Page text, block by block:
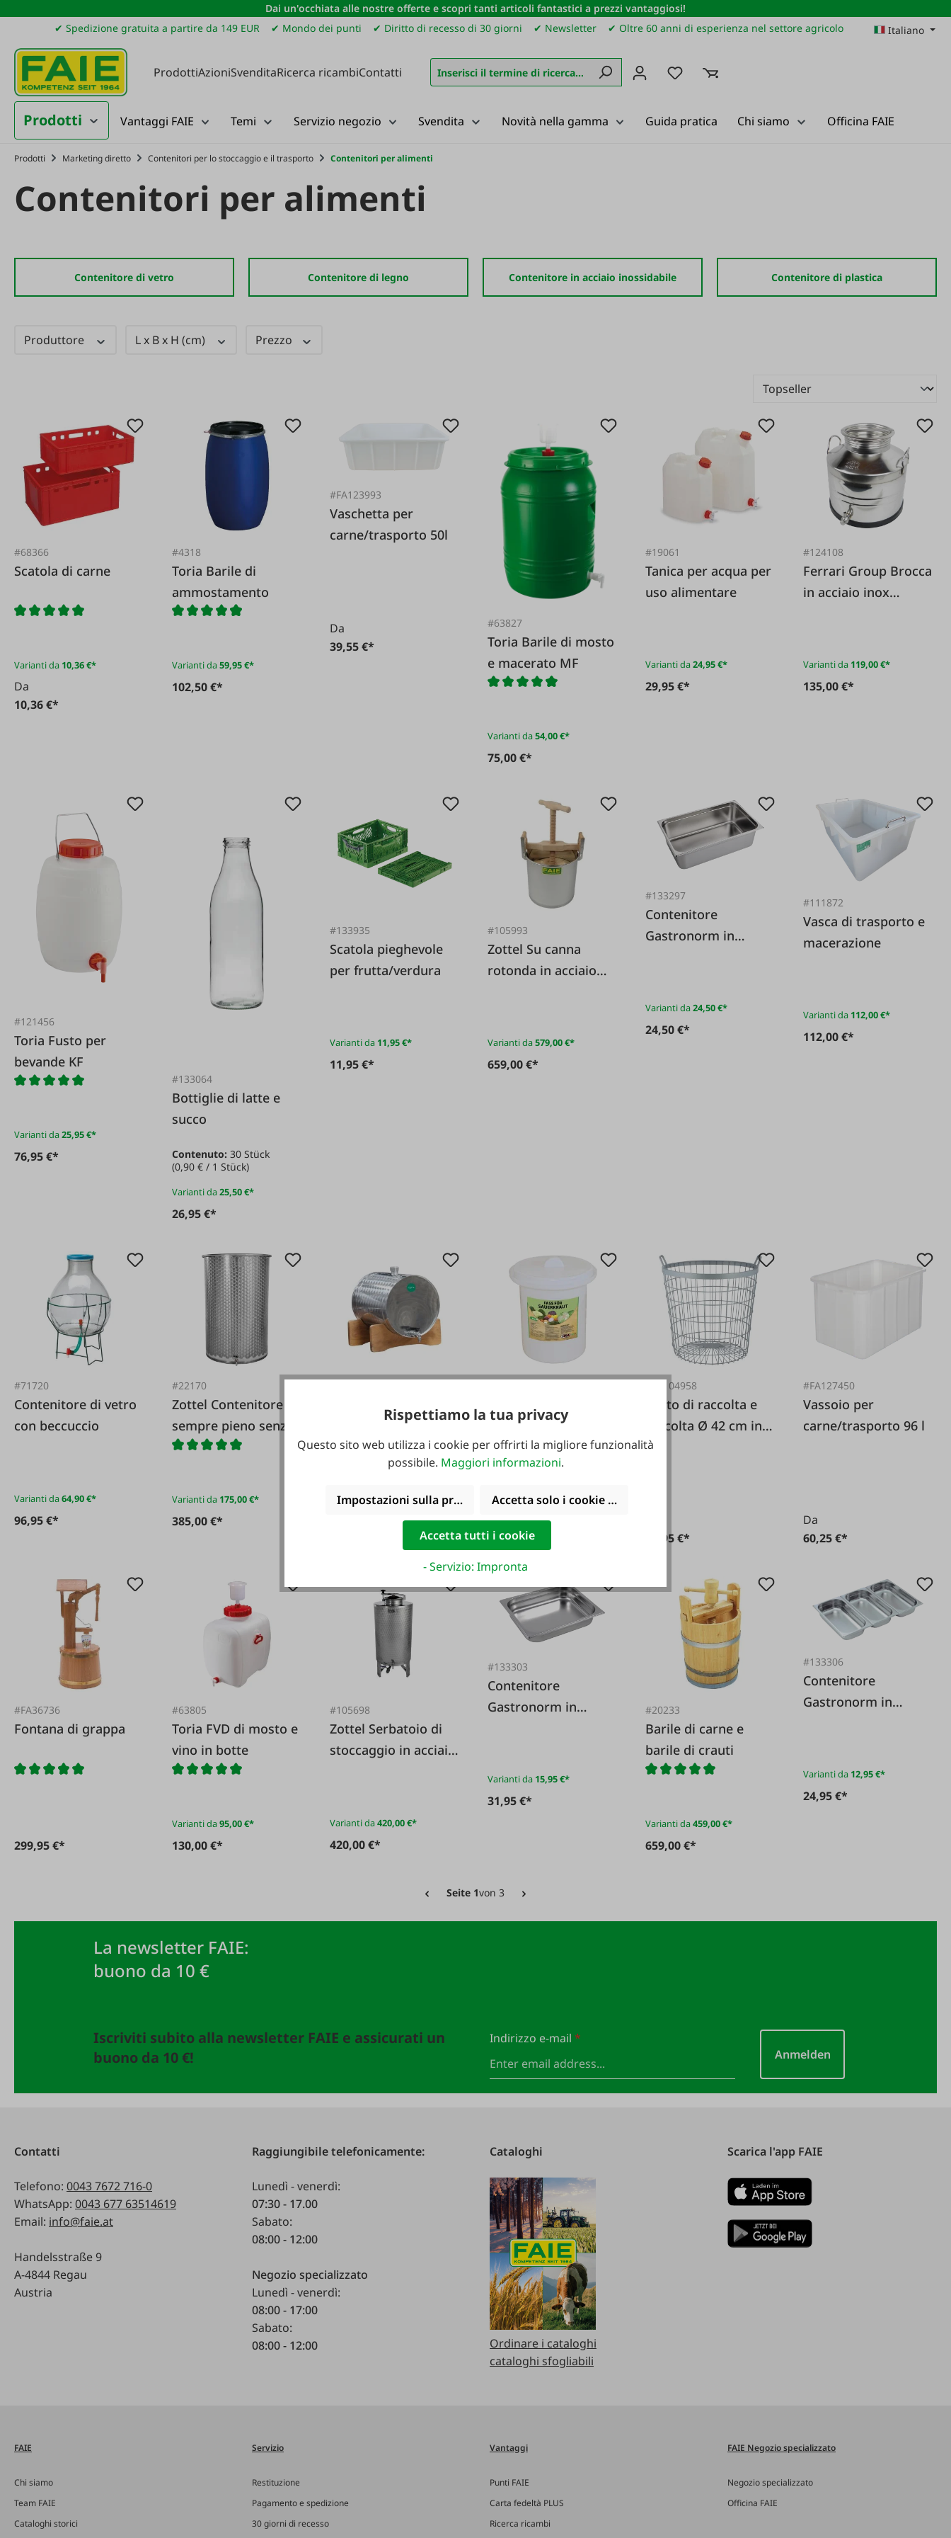
al contenuto principale
Salta alla ricerca
Passa alla navigazione principale
Dai un'occhiata alle nostre offerte e scopri tanti articoli fantastici a prezzi vantaggiosi!
✔ Spedizione gratuita a partire da 149 EUR
✔ Mondo dei punti ✔ Diritto di recesso di 30 giorni ✔ Newsletter ✔ Oltre 60 anni di esperienza nel settore agricolo Italiano
ProdottiAzioniSvenditaRicerca ricambiContatti Hai 0 articoli nella lista dei desideri
Prodotti Vantaggi FAIE Temi Servizio negozio Svendita Novità nella gamma Guida pratica Chi siamo Officina FAIE
Prodotti Marketing diretto Contenitori per lo stoccaggio e il trasporto Contenitori per alimenti
Contenitori per alimenti
Contenitore di vetro Contenitore di legno Contenitore in acciaio inossidabile Contenitore di plastica
Produttore L x B x H (cm) Prezzo
#68366
Scatola di carne
Varianti da 10,36 €*
Da
10,36 €*
#4318
Toria Barile di
ammostamento
Varianti da59,95 €*
102,50 €*
#FA123993
Vaschetta per
carne/trasporto 50l
Da
39,55 €*
#63827
Toria Barile di mosto
e macerato MF
Varianti da54,00 €*
75,00 €*
#19061
Tanica per acqua per
uso alimentare
Varianti da24,95 €*
29,95 €*
#124108
Ferrari Group Brocca
in acciaio inox
Varianti da 119,00 €*
135,00 €*
#121456
Toria Fusto per
bevande KF
Varianti da25,95 €*
76,95 €*
#133064
Bottiglie di latte e
succo
Contenuto:30 Stück
(0,90 € / 1 Stück)
Varianti da25,50 €*
26,95 €*
#133935
Scatola pieghevole
per frutta/verdura
Varianti da 11,95 €*
11,95 €*
#105993
Zottel Su canna
rotonda in acciaio
Varianti da579,00 €*
659,00 €*
#133297
Contenitore
Gastronorm in
Varianti da24,50 €*
24,50 €*
#111872
Vasca di trasporto e
macerazione
Varianti da 112,00 €*
112,00 €*
#71720
Contenitore di vetro
con beccuccio
Varianti da64,90 €*
96,95 €*
#22170
Zottel Contenitore
sempre pieno senza
piedini
Varianti da 175,00 €*
385,00 €*
inossidabile con
rubinetto
Varianti da165,00 €*
roto Krautfass
Varianti da69,95 €*
117,95 €*
#FA104958
Cesto di raccolta e
raccolta Ø 42 cm in
rete metallica
44,95 €*
#FA127450
Vassoio per
carne/trasporto 96 l
Da
60,25 €*
#FA36736
Fontana di grappa
299,95 €*
#63805
Toria FVD di mosto e
vino in botte
Varianti da95,00 €*
130,00 €*
#105698
Zottel Serbatoio di
stoccaggio in acciaio
Varianti da420,00 €*
420,00 €*
#133303
Contenitore
Gastronorm in
Varianti da 15,95 €*
31,95 €*
#20233
Barile di carne e
barile di crauti
Varianti da459,00 €*
659,00 €*
#133306
Contenitore
Gastronorm in
Varianti da 12,95 €*
24,95 €*
Seite 1von 3
La newsletter FAIE:
buono da 10 €
Iscriviti subito alla newsletter FAIE e assicurati un
buono da 10 €!
Indirizzo e-mail *
Anmelden
Contatti
Telefono: 0043 7672 716-0
WhatsApp: 0043 677 63514619
Email: info@faie.at
Handelsstraße 9
A-4844 Regau
Austria
Raggiungibile telefonicamente:
Lunedì - venerdì:
07:30 - 17.00
Sabato:
08:00 - 12:00
Negozio specializzato
Lunedì - venerdì:
08:00 - 17:00
Sabato:
08:00 - 12:00
Cataloghi
Ordinare i cataloghi
cataloghi sfogliabili
Scarica l'app FAIE
FAIE
Chi siamo
Team FAIE
Cataloghi storici
Servizio
Restituzione
Pagamento e spedizione
30 giorni di recesso
Vantaggi
Punti FAIE
Carta fedeltà PLUS
Ricerca ricambi
FAIE Negozio specializzato
Negozio specializzato
Officina FAIE
Rispettiamo la tua privacy
Questo sito web utilizza i cookie per offrirti la migliore funzionalità
possibile. Maggiori informazioni.
Impostazioni sulla privacy Accetta solo i cookie funzionali
Accetta tutti i cookie
- Servizio: Impronta